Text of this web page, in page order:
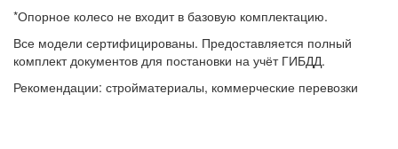
*Опорное колесо не входит в базовую комплектацию.
Все модели сертифицированы. Предоставляется полный
комплект документов для постановки на учёт ГИБДД.
Рекомендации: стройматериалы, коммерческие перевозки